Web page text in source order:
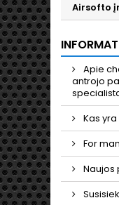
Airsofto
Apie
antrojo
Kas
For
Naujos